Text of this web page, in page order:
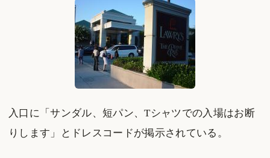
入口に「サンダル、短パン、Tシャツでの入場はお断
りします」とドレスコードが掲示されている。